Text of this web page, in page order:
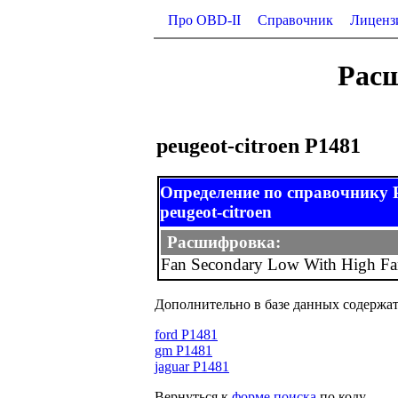
Про OBD-II Справочник
peugeot-citroen P1481
Определение по
peugeot-citroen
Расшифровка:
Fan Secondary Low With High
Дополнительно в базе данных
ford P1481
gm P1481
jaguar P1481